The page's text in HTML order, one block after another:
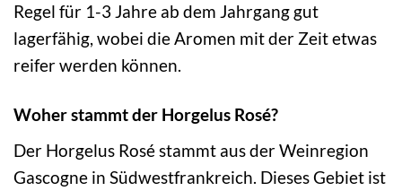
Regel für 1-3 Jahre ab dem Jahrgang gut
lagerfähig, wobei die Aromen mit der Zeit etwas
reifer werden können.
Woher stammt der Horgelus Rosé?
Der Horgelus Rosé stammt aus der Weinregion
Gascogne in Südwestfrankreich. Dieses Gebiet ist